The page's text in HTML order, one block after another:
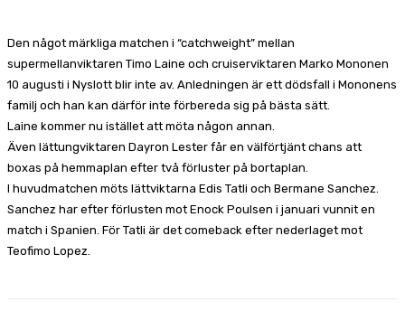
Den något märkliga matchen i “catchweight” mellan
supermellanviktaren Timo Laine och cruiserviktaren Marko Mononen
10 augusti i Nyslott blir inte av. Anledningen är ett dödsfall i Mononens
familj och han kan därför inte förbereda sig på bästa sätt.
Laine kommer nu istället att möta någon annan.
Även lättungviktaren Dayron Lester får en välförtjänt chans att
boxas på hemmaplan efter två förluster på bortaplan.
I huvudmatchen möts lättviktarna Edis Tatli och Bermane Sanchez.
Sanchez har efter förlusten mot Enock Poulsen i januari vunnit en
match i Spanien. För Tatli är det comeback efter nederlaget mot
Teofimo Lopez.